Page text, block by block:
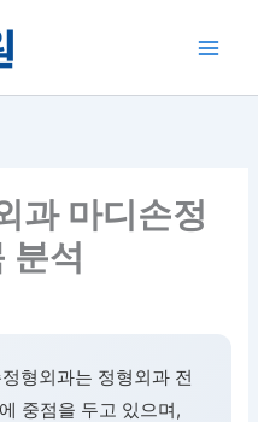
과 마디손정
분석
형외과는 정형외과 전
중점을 두고 있으며,